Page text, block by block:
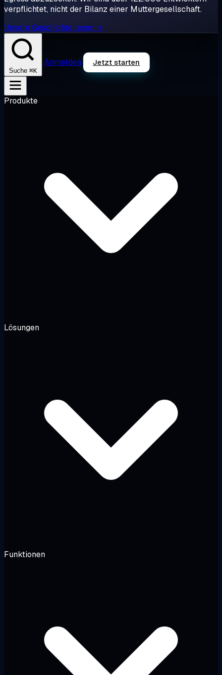
verpflichtet, nicht der Bilanz einer Muttergesellschaft.
Unsere Geschichte lesen →
Suche ⌘K
Anmelden Jetzt starten
Produkte
Lösungen
Funktionen